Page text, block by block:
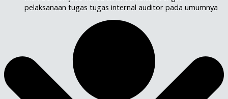
pelaksanaan tugas tugas internal auditor pada umumnya